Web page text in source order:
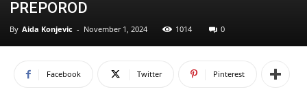
PREPOROD
By Aida Konjevic - November 1, 2024 1014 0
Facebook Twitter Pinterest